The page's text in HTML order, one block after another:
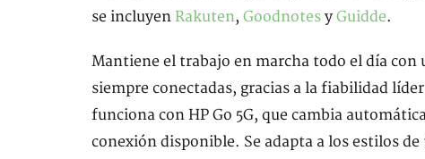
se incluyen Rakuten, Goodnotes y Guidde.
Mantiene el trabajo en marcha todo el día con
siempre conectadas, gracias a la fiabilidad
funciona con HP Go 5G, que cambia
conexión disponible. Se adapta a los estilos